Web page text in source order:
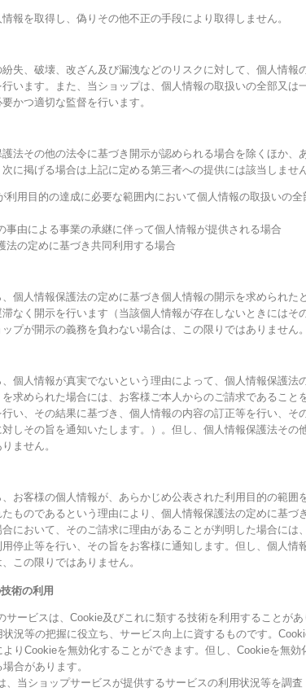
報を取得し、偽りその他不正の手段により取得しません。
失、破壊、改ざん及び漏洩などのリスクに対して、個人情
います。また、当ショップは、個人情報の取扱いの全部又
かつ適切な監督を行います。
法その他の法令に基づき開示が認められる場合を除くほか
に掲げる場合は上記に定める第三者への提供には該当しません
利用目的の達成に必要な範囲内において個人情報の取扱いの
事由による事業の承継に伴って個人情報が提供される場合
法の定めに基づき共同利用する場合
個人情報保護法の定めに基づき個人情報の開示を求められ
なく開示を行います（当該個人情報が存在しないときには
プが開示の義務を負わない場合は、この限りではありません。
個人情報が真実でないという理由によって、個人情報保護
を求められた場合には、お客様ご本人からのご請求であるこ
い、その結果に基づき、個人情報の内容の訂正等を行い、
しその旨を通知いたします。）。但し、個人情報保護法そ
ません。
お客様の個人情報が、あらかじめ公表された利用目的の範
ものであるという理由により、個人情報保護法の定めに基
において、そのご請求に理由があることが判明した場合に
停止等を行い、その旨をお客様に通知します。但し、個人
この限りではありません。
術の利用
サービスは、Cookie及びこれに類する技術を利用することが
況等の把握に役立ち、サービス向上に資するものです。
りCookieを無効化することができます。但し、Cookieを無
合があります。
、当ショップサービスが提供するサービスの利用状況等を調